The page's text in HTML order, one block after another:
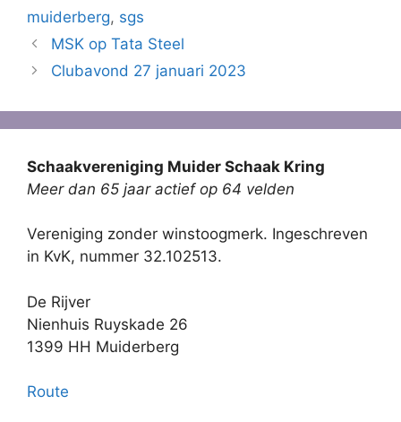
muiderberg, sgs
MSK op Tata Steel
Clubavond 27 januari 2023
Schaakvereniging Muider Schaak Kring
Meer dan 65 jaar actief op 64 velden
Vereniging zonder winstoogmerk. Ingeschreven
in KvK, nummer 32.102513.
De Rijver
Nienhuis Ruyskade 26
1399 HH Muiderberg
Route